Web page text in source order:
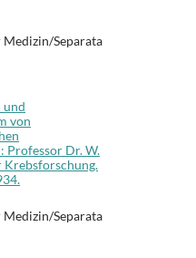
Separata
und
von
Professor Dr. W.
Krebsforschung.
Separata